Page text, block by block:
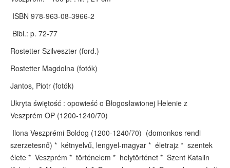
ISBN 978-963-08-3966-2
Bibl.: p. 72-77
Rostetter Szilveszter (ford.)
Rostetter Magdolna (fotók)
Jantos, Piotr (fotók)
Ukryta świętość : opowieść o Błogosławionej Helenie z
Veszprém OP (1200-1240/70)
Ilona Veszprémi Boldog (1200-1240/70) (domonkos rendi
szerzetesnő) * kétnyelvű, lengyel-magyar * életrajz * szentek
élete * Veszprém * történelem * helytörténet * Szent Katalin